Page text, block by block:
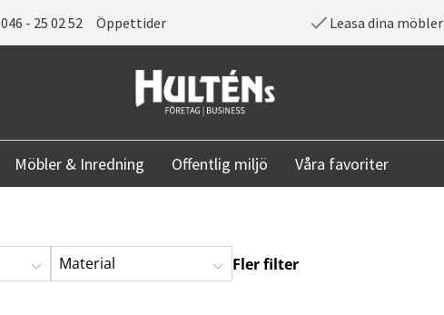
046 - 25 02 52 Öppettider Leasa dina möbler
Möbler & Inredning Offentlig miljö Våra favoriter
Material Fler filter